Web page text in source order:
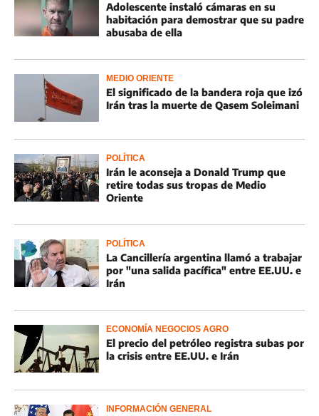
Adolescente instaló cámaras en su
habitación para demostrar que su padre
abusaba de ella
MEDIO ORIENTE
El significado de la bandera roja que izó
Irán tras la muerte de Qasem Soleimani
POLÍTICA
Irán le aconseja a Donald Trump que
retire todas sus tropas de Medio
Oriente
POLÍTICA
La Cancillería argentina llamó a trabajar
por "una salida pacífica" entre EE.UU. e
Irán
ECONOMÍA NEGOCIOS AGRO
El precio del petróleo registra subas por
la crisis entre EE.UU. e Irán
INFORMACIÓN GENERAL